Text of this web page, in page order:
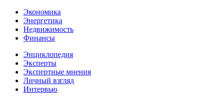
Экономика
Энергетика
Недвижимость
Финансы
Энциклопедия
Эксперты
Экспертные мнения
Личный взгляд
Интервью